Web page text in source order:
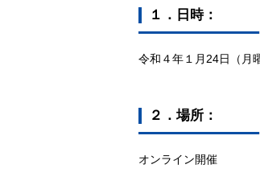
１．日時：
令和４年１月24日（月
２．場所：
オンライン開催